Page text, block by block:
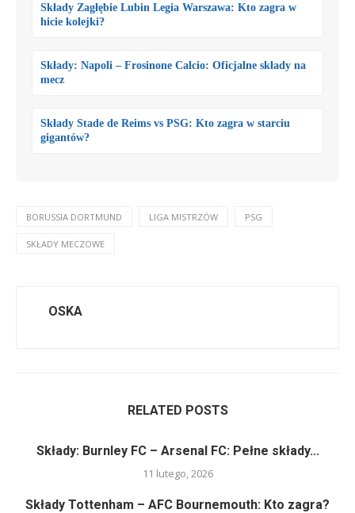
Składy Zagłębie Lubin Legia Warszawa: Kto zagra w
hicie kolejki?
Składy: Napoli – Frosinone Calcio: Oficjalne składy na
mecz
Składy Stade de Reims vs PSG: Kto zagra w starciu
gigantów?
BORUSSIA DORTMUND LIGA MISTRZÓW PSG
SKŁADY MECZOWE
OSKA
RELATED POSTS
Składy: Burnley FC – Arsenal FC: Pełne składy...
11 lutego, 2026
Składy Tottenham – AFC Bournemouth: Kto zagra?